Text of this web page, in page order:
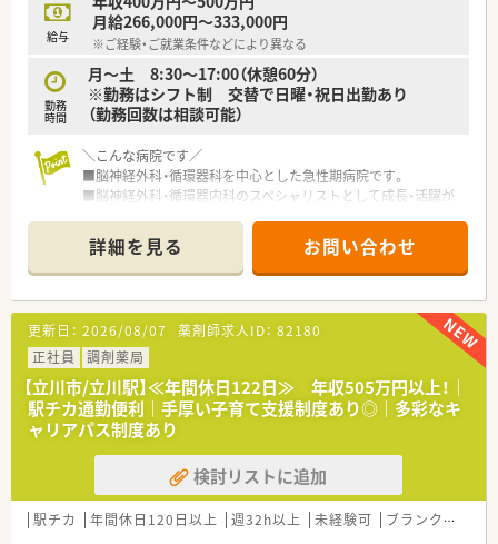
＼こんな方におすすめです／
◎病院でご勤務したい方、病院経験をお持ちの方。
◎精神科医療の分野を学びたい方。
◎ワークライフバランスを重視して働きたい方。
給与
月給266,000円～333,000円
※ご経験・ご就業条件などにより異なる
勤務
時間
月～土 8:30～17:00（休憩60分）
※勤務はシフト制 交替で日曜・祝日出勤あり
（勤務回数は相談可能）
＼こんな病院です／
■脳神経外科・循環器科を中心とした急性期病院です。
■脳神経外科・循環器内科のスペシャリストとして成長・活躍が
■オリジナルの電子カルテ導入を導入しているため、レントゲン
や医師の所見も閲覧することが可能です。
■患者情報もしっかり管理・共有されており患者様に合わせた服
薬が可能です。
■委員会活動にも積極参加など、コメディカルの方達と協力しな
がら、責任ある仕事に携わることができます！
■デジタルホスピタル
⇒大手IT企業と共同研究し、不穏行動の予兆検知や誤嚥性肺炎の
予兆検知などが可能となりました。
■最先端の医療システム構築にも携わることが可能です。
■チーム医療も学ばエル環境です。特にNST（栄養サポートチー
ム）、ICT（感染制御チーム）、褥創委員会には積極的に薬剤師も関
わっています。
＼海外で働きたい方にもオススメ／
詳細を見る お問い合わせ
更新日： 2026/08/07 薬剤師求人ID： 82180
正社員
調剤薬局
【立川市/立川駅】≪年間休日122日≫ 年収505万円以上！｜
駅チカ通勤便利｜手厚い子育て支援制度あり◎｜多彩なキ
ャリアパス制度あり
検討リストに追加
駅チカ 年間休日120日以上 週32h以上 未経験可 ブランク可